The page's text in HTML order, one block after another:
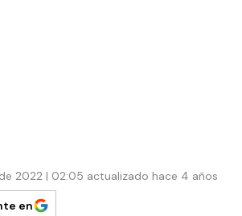
2022 | 02:05 actualizado hace 4 años
en